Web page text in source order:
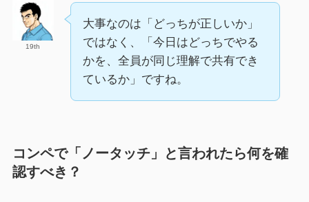
19th
大事なのは「どっちが正しいか」
ではなく、「今日はどっちでやる
かを、全員が同じ理解で共有でき
ているか」ですね。
コンペで「ノータッチ」と言われたら何を確
認すべき？